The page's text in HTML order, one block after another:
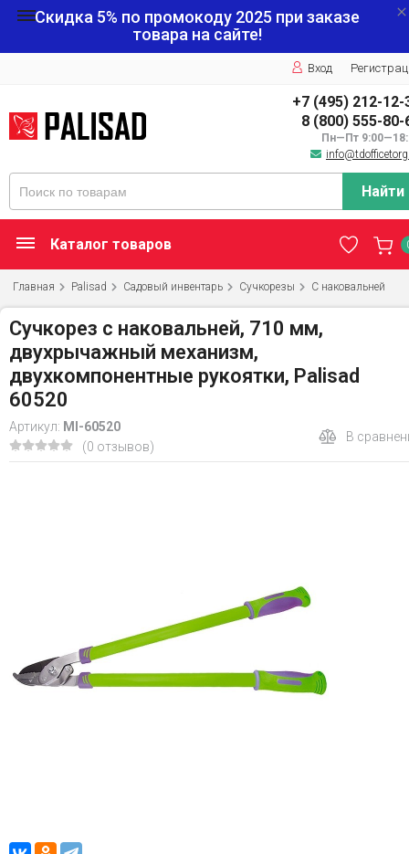
Скидка 5% по промокоду 2025 при заказе
товара на сайте!
Вход
+7 (495) 212-12-
8 (800) 555-80-
Пн—Пт
Найти
Каталог товаров
Главная Palisad Садовый инвентарь Сучкорезы С наковальней
Сучкорез с наковальней, 710 мм,
двухрычажный механизм,
двухкомпонентные рукоятки, Palisad
60520
Артикул: MI-60520
(0 отзывов)
В